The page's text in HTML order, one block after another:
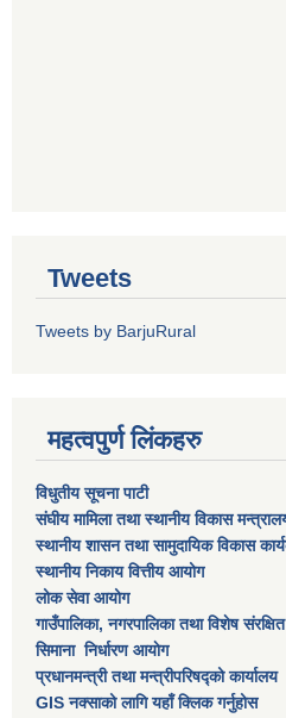
Tweets
Tweets by BarjuRural
महत्वपुर्ण लिंकहरु
विधुतीय सूचना पाटी
संघीय मामिला तथा स्थानीय विकास
स्थानीय शासन तथा सामुदायिक विकास
स्थानीय निकाय वित्तीय आयोग
लोक सेवा आयोग
गाउँपालिका, नगरपालिका तथा विशेष
सिमाना निर्धारण आयाेग
प्रधानमन्त्री तथा मन्त्रीपरिषद्को कार्यालय
GIS नक्साको लागि यहाँ क्लिक गर्नुहोस